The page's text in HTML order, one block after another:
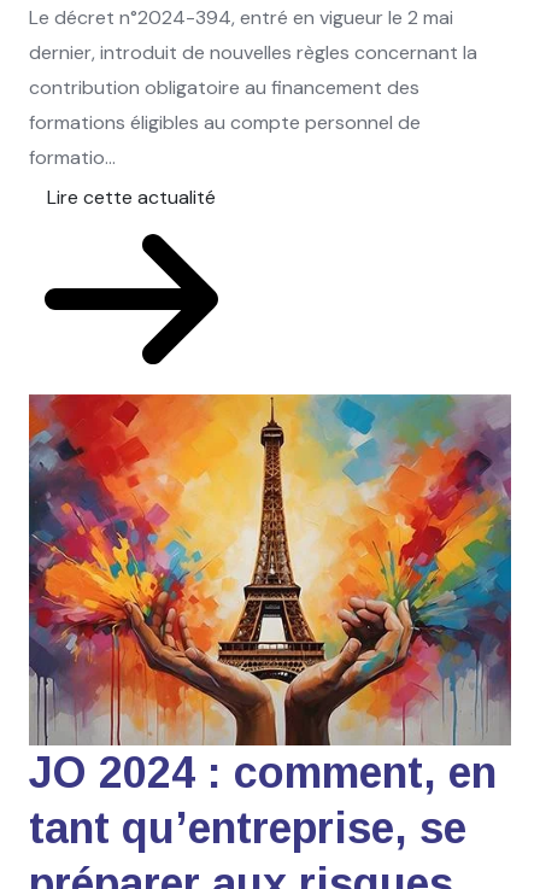
Le décret n°2024-394, entré en vigueur le 2 mai
dernier, introduit de nouvelles règles concernant la
contribution obligatoire au financement des
formations éligibles au compte personnel de
formatio...
Lire cette actualité
JO 2024 : comment, en
tant qu’entreprise, se